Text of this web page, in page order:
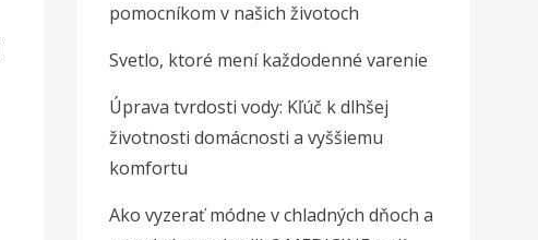
pomocníkom v našich životoch
Svetlo, ktoré mení každodenné varenie
Úprava tvrdosti vody: Kľúč k dlhšej
životnosti domácnosti a vyššiemu
komfortu
Ako vyzerať módne v chladných dňoch a